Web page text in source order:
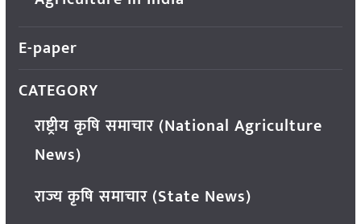
E-paper
CATEGORY
राष्ट्रीय कृषि समाचार (National Agriculture
News)
राज्य कृषि समाचार (State News)